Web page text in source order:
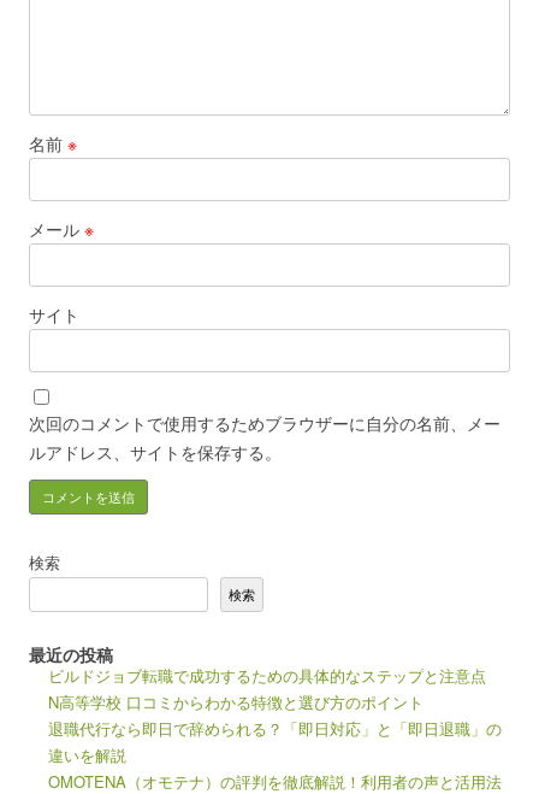
名前 ※
メール ※
サイト
次回のコメントで使用するためブラウザーに自分の名前、メー
ルアドレス、サイトを保存する。
検索
検索
最近の投稿
ビルドジョブ転職で成功するための具体的なステップと注意点
N高等学校 口コミからわかる特徴と選び方のポイント
退職代行なら即日で辞められる？「即日対応」と「即日退職」の
違いを解説
OMOTENA（オモテナ）の評判を徹底解説！利用者の声と活用法